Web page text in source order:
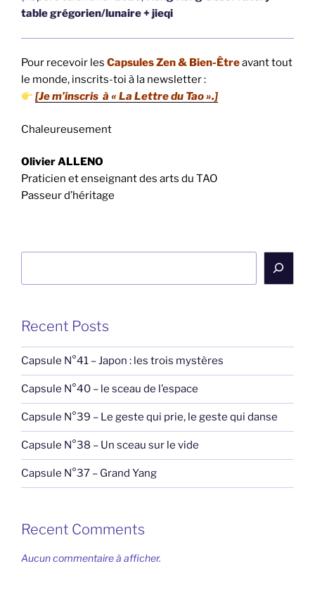
table grégorien/lunaire + jieqi
Pour recevoir les Capsules Zen & Bien-Êtreavant tout
le monde, inscrits-toi à la newsletter :
[Je m’inscris à « La Lettre du Tao ».]
Chaleureusement
Olivier ALLENO
Praticien et enseignant des arts du TAO
Passeur d’héritage
Recent Posts
Capsule N°41 – Japon : les trois mystères
Capsule N°40 – le sceau de l’espace
Capsule N°39 – Le geste qui prie, le geste qui danse
Capsule N°38 – Un sceau sur le vide
Capsule N°37 – Grand Yang
Recent Comments
Aucun commentaire à afficher.